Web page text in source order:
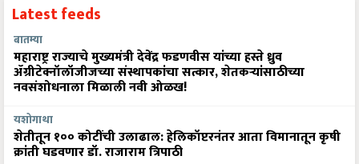
Latest feeds
बातम्या
महाराष्ट्र राज्याचे मुख्यमंत्री देवेंद्र फडणवीस यांच्या हस्ते ध्रुव
ॲग्रीटेक्नॉलॉजीजच्या संस्थापकांचा सत्कार, शेतकऱ्यांसाठीच्या
नवसंशोधनाला मिळाली नवी ओळख!
यशोगाथा
शेतीतून १०० कोटींची उलाढाल: हेलिकॉप्टरनंतर आता विमानातून कृषी
क्रांती घडवणार डॉ. राजाराम त्रिपाठी